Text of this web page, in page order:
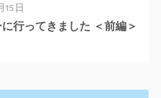
15日
行ってきました ＜前編＞